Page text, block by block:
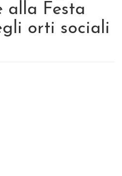
alla Festa
orti sociali